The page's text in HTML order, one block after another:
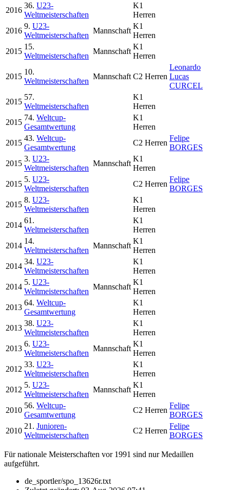
2016
36. U23-
Weltmeisterschaften
K1
Herren
2016
9. U23-
Weltmeisterschaften
Mannschaft
K1
Herren
2015
15.
Weltmeisterschaften
Mannschaft
K1
Herren
2015
10.
Weltmeisterschaften
Mannschaft C2 Herren
Leonardo
Lucas
CURCEL
2015
57.
Weltmeisterschaften
K1
Herren
2015
74. Weltcup-
Gesamtwertung
K1
Herren
2015
43. Weltcup-
Gesamtwertung
C2 Herren
Felipe
BORGES
2015
3. U23-
Weltmeisterschaften
Mannschaft
K1
Herren
2015
5. U23-
Weltmeisterschaften
C2 Herren
Felipe
BORGES
2015
8. U23-
Weltmeisterschaften
K1
Herren
2014
61.
Weltmeisterschaften
K1
Herren
2014
14.
Weltmeisterschaften
Mannschaft
K1
Herren
2014
34. U23-
Weltmeisterschaften
K1
Herren
2014
5. U23-
Weltmeisterschaften
Mannschaft
K1
Herren
2013
64. Weltcup-
Gesamtwertung
K1
Herren
2013
38. U23-
Weltmeisterschaften
K1
Herren
2013
6. U23-
Weltmeisterschaften
Mannschaft
K1
Herren
2012
33. U23-
Weltmeisterschaften
K1
Herren
2012
5. U23-
Weltmeisterschaften
Mannschaft
K1
Herren
2010
56. Weltcup-
Gesamtwertung
C2 Herren
Felipe
BORGES
2010
21. Junioren-
Weltmeisterschaften
C2 Herren
Felipe
BORGES
Für nationale Meisterschaften vor 1991 sind nur Medaillen
aufgeführt.
de_sportler/spo_13626r.txt